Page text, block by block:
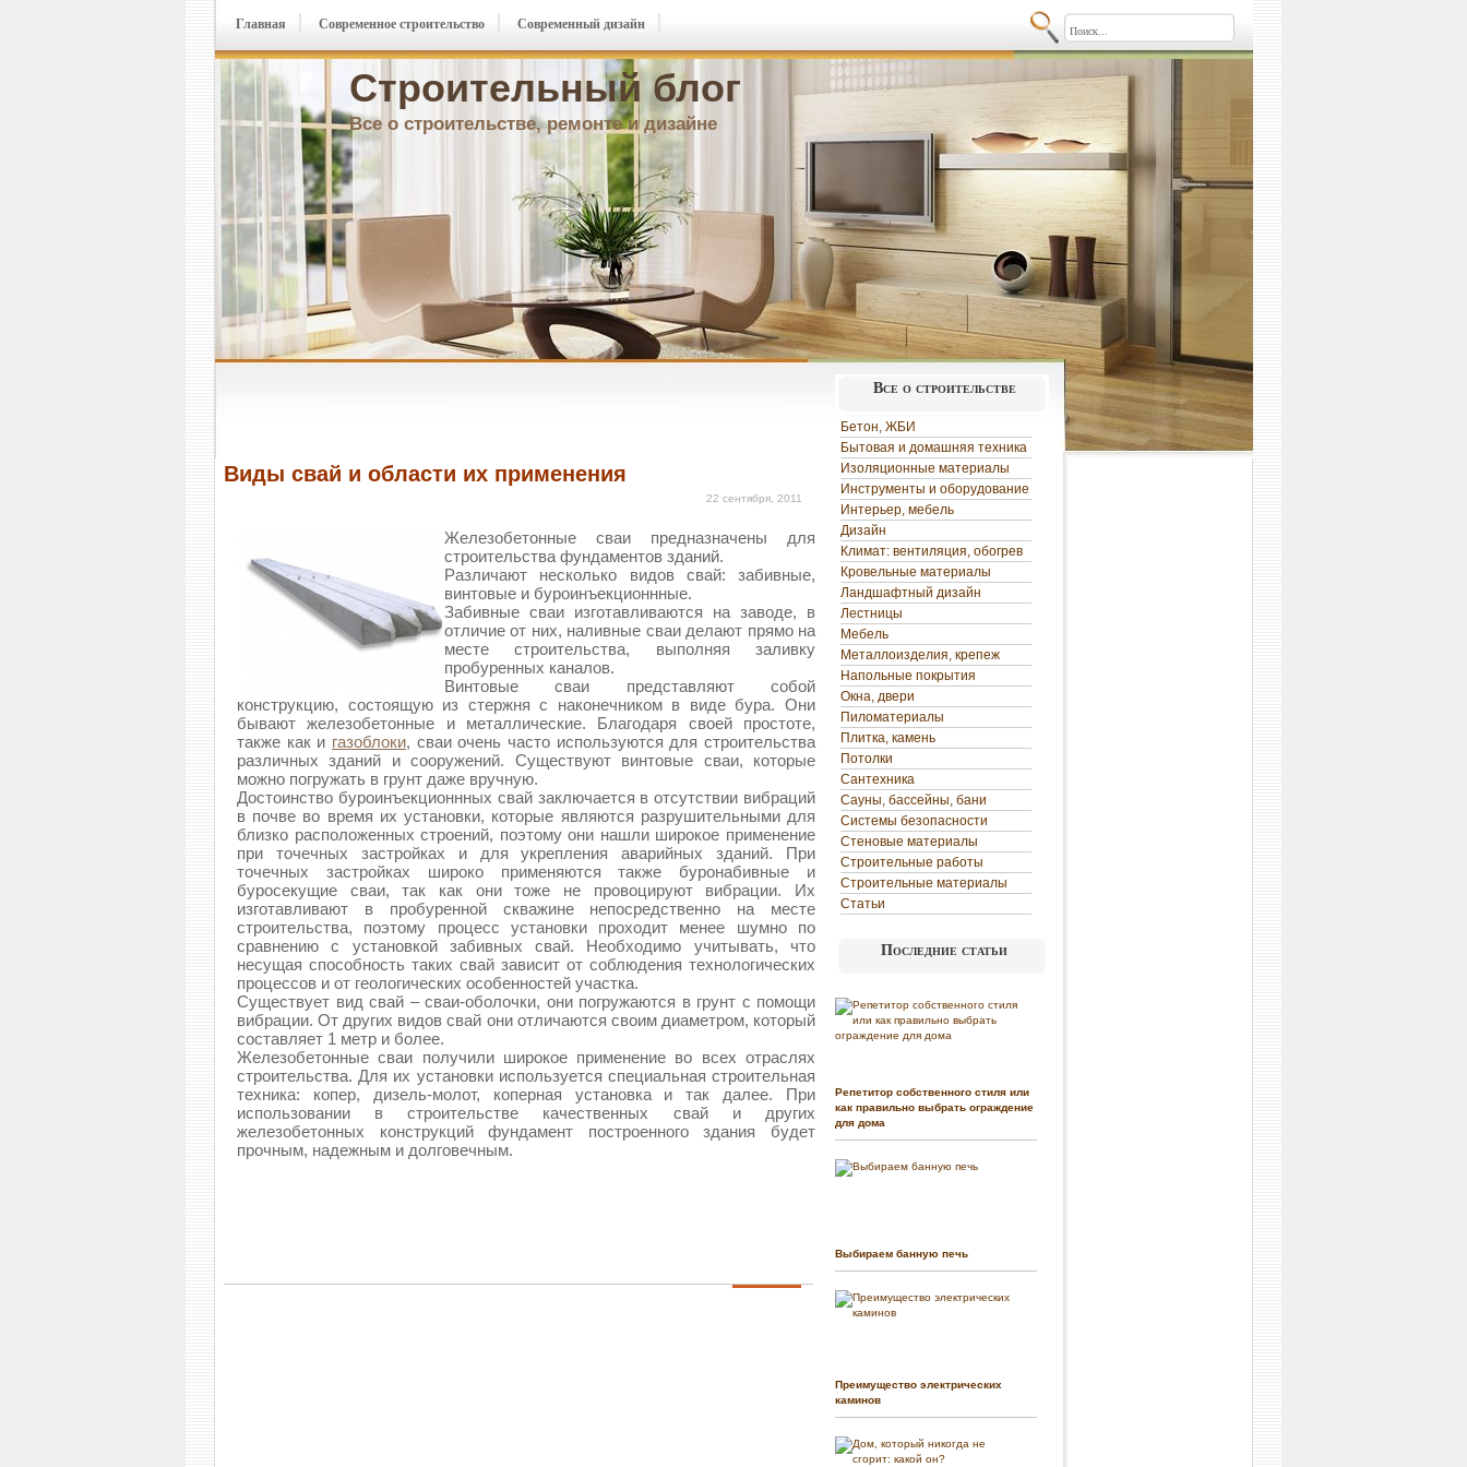
Строительный блог
Все о строительстве, ремонте и дизайне
Главная Современное строительство Современный дизайн
Виды свай и области их применения
22 сентября, 2011
Железобетонные сваи предназначены для
строительства фундаментов зданий.
Различают несколько видов свай: забивные,
винтовые и буроинъекционнные.
Забивные сваи изготавливаются на заводе, в
отличие от них, наливные сваи делают прямо на
месте строительства, выполняя заливку
пробуренных каналов.
Винтовые сваи представляют собой
конструкцию, состоящую из стержня с наконечником в виде бура. Они
бывают железобетонные и металлические. Благодаря своей простоте,
также как и газоблоки, сваи очень часто используются для строительства
различных зданий и сооружений. Существуют винтовые сваи, которые
можно погружать в грунт даже вручную.
Достоинство буроинъекционнных свай заключается в отсутствии вибраций
в почве во время их установки, которые являются разрушительными для
близко расположенных строений, поэтому они нашли широкое применение
при точечных застройках и для укрепления аварийных зданий. При
точечных застройках широко применяются также буронабивные и
буросекущие сваи, так как они тоже не провоцируют вибрации. Их
изготавливают в пробуренной скважине непосредственно на месте
строительства, поэтому процесс установки проходит менее шумно по
сравнению с установкой забивных свай. Необходимо учитывать, что
несущая способность таких свай зависит от соблюдения технологических
процессов и от геологических особенностей участка.
Существует вид свай – сваи-оболочки, они погружаются в грунт с помощи
вибрации. От других видов свай они отличаются своим диаметром, который
составляет 1 метр и более.
Железобетонные сваи получили широкое применение во всех отраслях
строительства. Для их установки используется специальная строительная
техника: копер, дизель-молот, коперная установка и так далее. При
использовании в строительстве качественных свай и других
железобетонных конструкций фундамент построенного здания будет
прочным, надежным и долговечным.
Все о строительстве
Бетон, ЖБИ
Бытовая и домашняя техника
Изоляционные материалы
Инструменты и оборудование
Интерьер, мебель
Дизайн
Климат: вентиляция, обогрев
Кровельные материалы
Ландшафтный дизайн
Лестницы
Мебель
Металлоизделия, крепеж
Напольные покрытия
Окна, двери
Пиломатериалы
Плитка, камень
Потолки
Сантехника
Сауны, бассейны, бани
Системы безопасности
Стеновые материалы
Строительные работы
Строительные материалы
Статьи
Последние статьи
Репетитор собственного стиля или
как правильно выбрать ограждение
для дома
Выбираем банную печь
Преимущество электрических
каминов